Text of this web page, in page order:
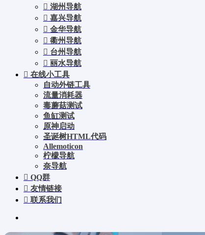
湖州导航
嘉兴导航
金华导航
衢州导航
台州导航
丽水导航
在线小工具
自动外链工具
流量消耗器
毒蘑菇测试
鱼缸测试
原神启动
圣诞树HTML代码
Allemoticon
柠檬导航
奈导航
QQ群
友情链接
联系我们